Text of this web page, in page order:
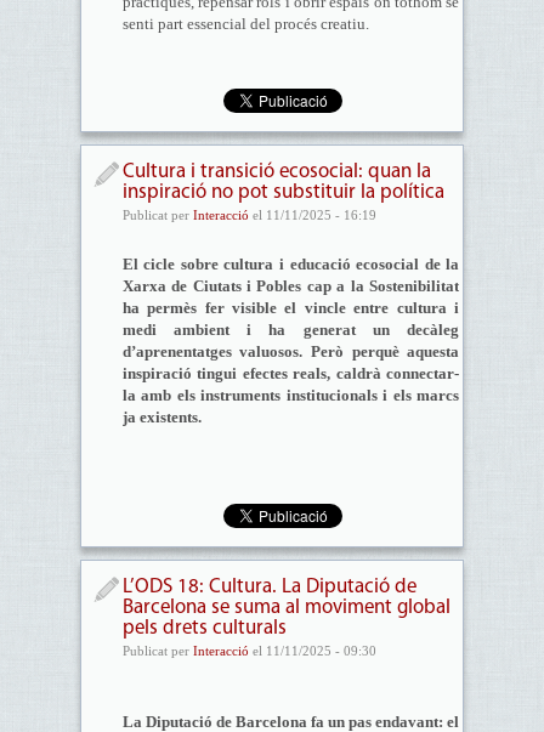
senti part essencial del procés creatiu.
Cultura i transició ecosocial: quan la
inspiració no pot substituir la política
Publicat per Interacció el 11/11/2025 - 16:19
El cicle sobre cultura i educació ecosocial de la
Xarxa de Ciutats i Pobles cap a la Sostenibilitat
ha permès fer visible el vincle entre cultura i
medi ambient i ha generat un decàleg
d’aprenentatges valuosos. Però perquè aquesta
inspiració tingui efectes reals, caldrà connectar-
la amb els instruments institucionals i els marcs
ja existents.
L’ODS 18: Cultura. La Diputació de
Barcelona se suma al moviment global
pels drets culturals
Publicat per Interacció el 11/11/2025 - 09:30
La Diputació de Barcelona fa un pas endavant: el